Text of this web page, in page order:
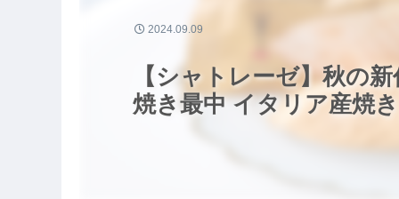
【シャトレーゼ】秋の
焼き最中 イタリア産焼
2024.09.09